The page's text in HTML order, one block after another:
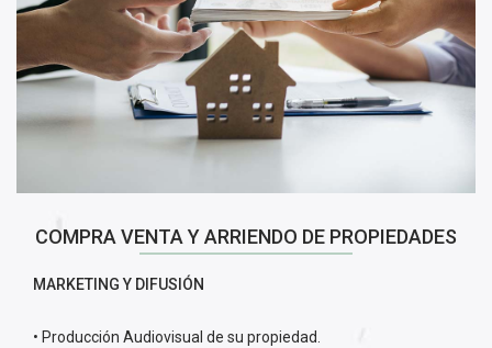
COMPRA VENTA Y ARRIENDO DE PROPIEDADES
MARKETING Y DIFUSIÓN
• Producción Audiovisual de su propiedad.